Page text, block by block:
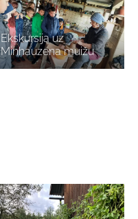
Ekskursija uz
Minhauzena muižu